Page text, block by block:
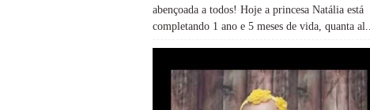
abençoada a todos! Hoje a princesa Natália está
completando 1 ano e 5 meses de vida, quanta al...